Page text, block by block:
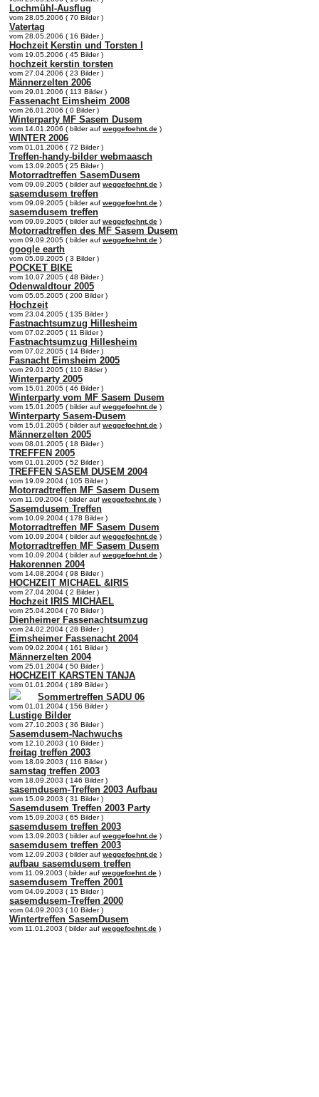
Lochmühl-Ausflug
vom 28.05.2006 ( 70 Bilder )
Vatertag
vom 28.05.2006 ( 16 Bilder )
Hochzeit Kerstin und Torsten I
vom 19.05.2006 ( 45 Bilder )
hochzeit kerstin torsten
vom 27.04.2006 ( 23 Bilder )
Männerzelten 2006
vom 29.01.2006 ( 113 Bilder )
Fassenacht Eimsheim 2008
vom 26.01.2006 ( 0 Bilder )
Winterparty MF Sasem Dusem
vom 14.01.2006 ( bilder auf weggefoehnt.de )
WINTER 2006
vom 01.01.2006 ( 72 Bilder )
Treffen-handy-bilder webmaasch
vom 13.09.2005 ( 25 Bilder )
Motorradtreffen SasemDusem
vom 09.09.2005 ( bilder auf weggefoehnt.de )
sasemdusem treffen
vom 09.09.2005 ( bilder auf weggefoehnt.de )
sasemdusem treffen
vom 09.09.2005 ( bilder auf weggefoehnt.de )
Motorradtreffen des MF Sasem Dusem
vom 09.09.2005 ( bilder auf weggefoehnt.de )
google earth
vom 05.09.2005 ( 3 Bilder )
POCKET BIKE
vom 10.07.2005 ( 48 Bilder )
Odenwaldtour 2005
vom 05.05.2005 ( 200 Bilder )
Hochzeit
vom 23.04.2005 ( 135 Bilder )
Fastnachtsumzug Hillesheim
vom 07.02.2005 ( 11 Bilder )
Fastnachtsumzug Hillesheim
vom 07.02.2005 ( 14 Bilder )
Fasnacht Eimsheim 2005
vom 29.01.2005 ( 110 Bilder )
Winterparty 2005
vom 15.01.2005 ( 46 Bilder )
Winterparty vom MF Sasem Dusem
vom 15.01.2005 ( bilder auf weggefoehnt.de )
Winterparty Sasem-Dusem
vom 15.01.2005 ( bilder auf weggefoehnt.de )
Männerzelten 2005
vom 08.01.2005 ( 18 Bilder )
TREFFEN 2005
vom 01.01.2005 ( 52 Bilder )
TREFFEN SASEM DUSEM 2004
vom 19.09.2004 ( 105 Bilder )
Motorradtreffen MF Sasem Dusem
vom 11.09.2004 ( bilder auf weggefoehnt.de )
Sasemdusem Treffen
vom 10.09.2004 ( 178 Bilder )
Motorradtreffen MF Sasem Dusem
vom 10.09.2004 ( bilder auf weggefoehnt.de )
Motorradtreffen MF Sasem Dusem
vom 10.09.2004 ( bilder auf weggefoehnt.de )
Hakorennen 2004
vom 14.08.2004 ( 98 Bilder )
HOCHZEIT MICHAEL &IRIS
vom 27.04.2004 ( 2 Bilder )
Hochzeit IRIS MICHAEL
vom 25.04.2004 ( 70 Bilder )
Dienheimer Fassenachtsumzug
vom 24.02.2004 ( 28 Bilder )
Eimsheimer Fassenacht 2004
vom 09.02.2004 ( 161 Bilder )
Männerzelten 2004
vom 25.01.2004 ( 50 Bilder )
HOCHZEIT KARSTEN TANJA
vom 01.01.2004 ( 189 Bilder )
Sommertreffen SADU 06
vom 01.01.2004 ( 156 Bilder )
Lustige Bilder
vom 27.10.2003 ( 36 Bilder )
Sasemdusem-Nachwuchs
vom 12.10.2003 ( 10 Bilder )
freitag treffen 2003
vom 18.09.2003 ( 116 Bilder )
samstag treffen 2003
vom 18.09.2003 ( 146 Bilder )
sasemdusem-Treffen 2003 Aufbau
vom 15.09.2003 ( 31 Bilder )
Sasemdusem Treffen 2003 Party
vom 15.09.2003 ( 65 Bilder )
sasemdusem treffen 2003
vom 13.09.2003 ( bilder auf weggefoehnt.de )
sasemdusem treffen 2003
vom 12.09.2003 ( bilder auf weggefoehnt.de )
aufbau sasemdusem treffen
vom 11.09.2003 ( bilder auf weggefoehnt.de )
sasemdusem Treffen 2001
vom 04.09.2003 ( 15 Bilder )
sasemdusem-Treffen 2000
vom 04.09.2003 ( 10 Bilder )
Wintertreffen SasemDusem
vom 11.01.2003 ( bilder auf weggefoehnt.de )